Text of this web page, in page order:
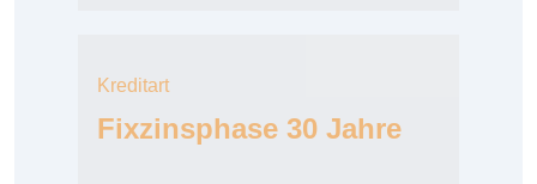
Kreditart
Fixzinsphase 30 Jahre